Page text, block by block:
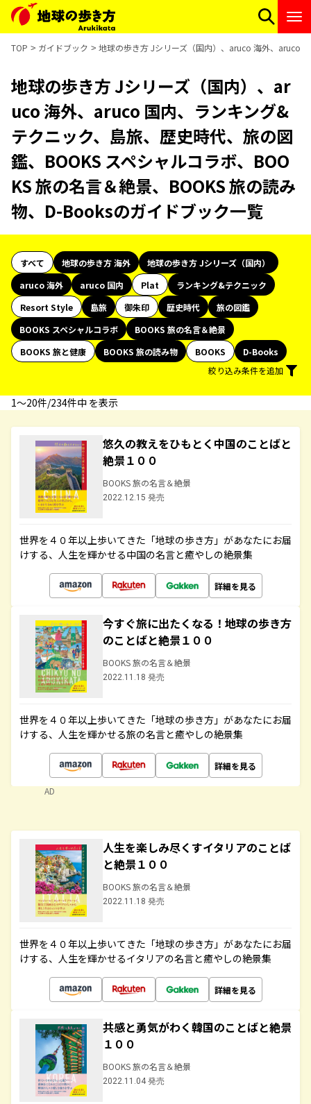
TOP ガイドブック 地球の歩き方 Jシリーズ（国内）、aruco 海外、aruco
地球の歩き方 Jシリーズ（国内）、ar
uco 海外、aruco 国内、ランキング&
テクニック、島旅、歴史時代、旅の図
鑑、BOOKS スペシャルコラボ、BOO
KS 旅の名言＆絶景、BOOKS 旅の読み
物、D-Booksのガイドブック一覧
すべて 地球の歩き方 海外
地球の歩き方 Jシリーズ（国内）
aruco 海外
aruco 国内 Plat
ランキング&テクニック
Resort Style
島旅 御朱印 歴史時代
旅の図鑑
BOOKS スペシャルコラボ
BOOKS 旅の名言＆絶景
BOOKS 旅と健康
BOOKS 旅の読み物 BOOKS
D-Books
絞り込み条件を追加
1〜20件/234件中 を表示
悠久の教えをひもとく中国のことばと
絶景１００
BOOKS 旅の名言＆絶景
2022.12.15 発売
世界を４０年以上歩いてきた「地球の歩き方」があなたにお届
けする、人生を輝かせる中国の名言と癒やしの絶景集
詳細を見る
今すぐ旅に出たくなる！地球の歩き方
のことばと絶景１００
BOOKS 旅の名言＆絶景
2022.11.18 発売
世界を４０年以上歩いてきた「地球の歩き方」があなたにお届
けする、人生を輝かせる旅の名言と癒やしの絶景集
詳細を見る
AD
人生を楽しみ尽くすイタリアのことば
と絶景１００
BOOKS 旅の名言＆絶景
2022.11.18 発売
世界を４０年以上歩いてきた「地球の歩き方」があなたにお届
けする、人生を輝かせるイタリアの名言と癒やしの絶景集
詳細を見る
共感と勇気がわく韓国のことばと絶景
１００
BOOKS 旅の名言＆絶景
2022.11.04 発売